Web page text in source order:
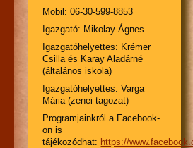
Mobil: 06-30-599-8853
Igazgató: Mikolay Ágnes
Igazgatóhelyettes: Krémer
Csilla és Karay Aladárné
(általános iskola)
Igazgatóhelyettes: Varga
Mária (zenei tagozat)
Programjainkról a Facebook-
on is
tájékozódhat: https://